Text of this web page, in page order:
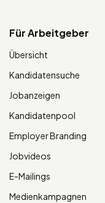
Für Arbeitgeber
Übersicht
Kandidatensuche
Jobanzeigen
Kandidatenpool
Employer Branding
Jobvideos
E-Mailings
Medienkampagnen